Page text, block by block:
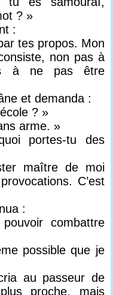
? »
:
tes propos. Mon
non pas à
à ne pas être
et demanda :
? »
arme. »
portes-tu des
maître de moi
C’est
:
combattre
possible que je
au passeur de
proche, mais